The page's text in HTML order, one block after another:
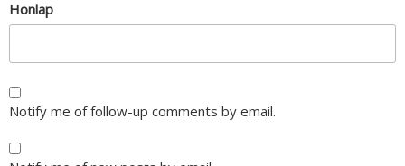
Honlap
Notify me of follow-up comments by email.